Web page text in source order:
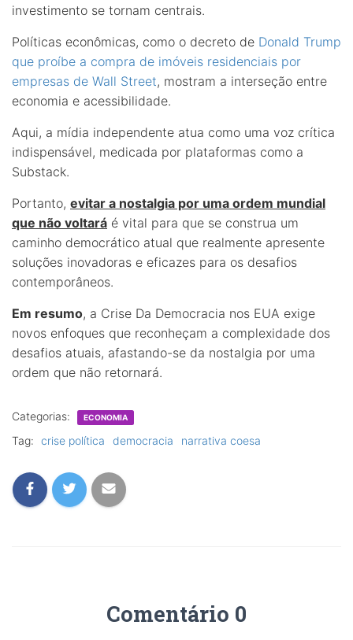
investimento se tornam centrais.
Políticas econômicas, como o decreto de Donald Trump
que proíbe a compra de imóveis residenciais por
empresas de Wall Street, mostram a interseção entre
economia e acessibilidade.
Aqui, a mídia independente atua como uma voz crítica
indispensável, medicada por plataformas como a
Substack.
Portanto, evitar a nostalgia por uma ordem mundial
que não voltará é vital para que se construa um
caminho democrático atual que realmente apresente
soluções inovadoras e eficazes para os desafios
contemporâneos.
Em resumo, a Crise Da Democracia nos EUA exige
novos enfoques que reconheçam a complexidade dos
desafios atuais, afastando-se da nostalgia por uma
ordem que não retornará.
Categorias: ECONOMIA
Tag: crise política democracia narrativa coesa
Comentário 0